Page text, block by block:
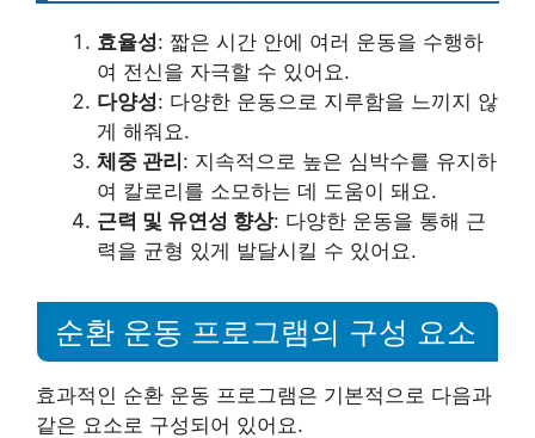
효율성: 짧은 시간 안에 여러 운동을 수행하
여 전신을 자극할 수 있어요.
다양성: 다양한 운동으로 지루함을 느끼지 않
게 해줘요.
체중 관리 : 지속적으로 높은 심박수를 유지하
여 칼로리를 소모하는 데 도움이 돼요.
근력 및 유연성 향상: 다양한 운동을 통해 근
력을 균형 있게 발달시킬 수 있어요.
순환 운동 프로그램의 구성 요소
효과적인 순환 운동 프로그램은 기본적으로 다음과
같은 요소로 구성되어 있어요.